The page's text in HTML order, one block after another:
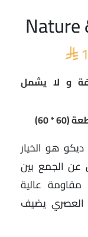

السعر
الحالي
هو:
 109.00.
و لا يشمل
هو الخيار
عن الجمع بين
مقاومة عالية
العصري يضيف